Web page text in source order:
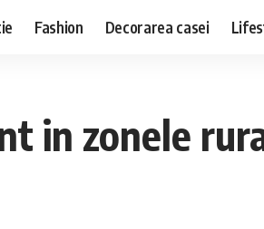
Fashion Decorarea casei
in zonele